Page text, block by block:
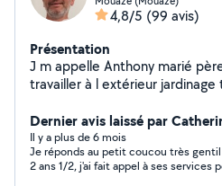
4,8/5 (99 avis)
Présentation
J m appelle Anthony marié
travailler à l extérieur
semaines au travail, donc je
de vos extérieurs . Cesu
Dernier avis laissé par
Il y a plus de 6 mois
Je réponds au petit coucou très gentil
2 ans 1/2, j'ai fait appel à ses services